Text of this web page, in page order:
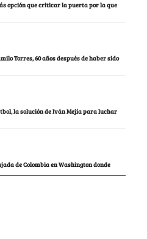
opción que criticar la puerta por la que
Torres, 60 años después de haber sido
la solución de Iván Mejía para luchar
de Colombia en Washington donde